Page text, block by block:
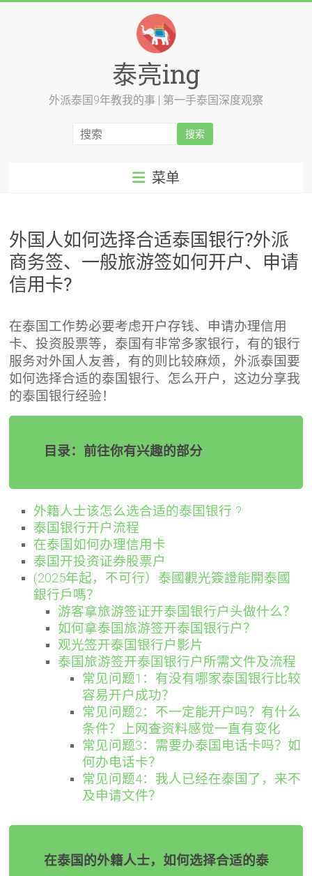
泰亮ing
外派泰国9年教我的事 | 第一手泰国深度观察
菜单
外国人如何选择合适泰国银行?外派
商务签、一般旅游签如何开户、申请
信用卡?
在泰国工作势必要考虑开户存钱、申请办理信用
卡、投资股票等，泰国有非常多家银行，有的银行
服务对外国人友善，有的则比较麻烦，外派泰国要
如何选择合适的泰国银行、怎么开户，这边分享我
的泰国银行经验！
目录：前往你有兴趣的部分
外籍人士该怎么选合适的泰国银行 ?
泰国银行开户流程
在泰国如何办理信用卡
泰国开投资证券股票户
(2025年起，不可行）泰國觀光簽證能開泰國
銀行戶嗎？
游客拿旅游签证开泰国银行户头做什么？
如何拿泰国旅游签开泰国银行户？
观光签开泰国银行户影片
泰国旅游签开泰国银行户所需文件及流程
常见问题1：有没有哪家泰国银行比较
容易开户成功？
常见问题2：不一定能开户吗？有什么
条件？上网查资料感觉一直有变化
常见问题3：需要办泰国电话卡吗？如
何办电话卡？
常见问题4：我人已经在泰国了，来不
及申请文件？
在泰国的外籍人士，如何选择合适的泰